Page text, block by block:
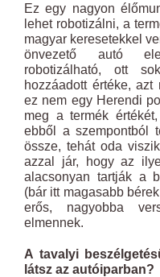
Ez egy nagyon
lehet robotizálni, a
magyar keresetekkel
önvezető autó
robotizálható, ott
hozzáadott értéke,
ez nem egy Herendi
meg a termék
ebből a szempontból
össze, tehát oda
azzal jár, hogy az
alacsonyan tartják a
(bár itt magasabb
erős, nagyobba
elmennek.
A tavalyi
látsz az autóiparban?